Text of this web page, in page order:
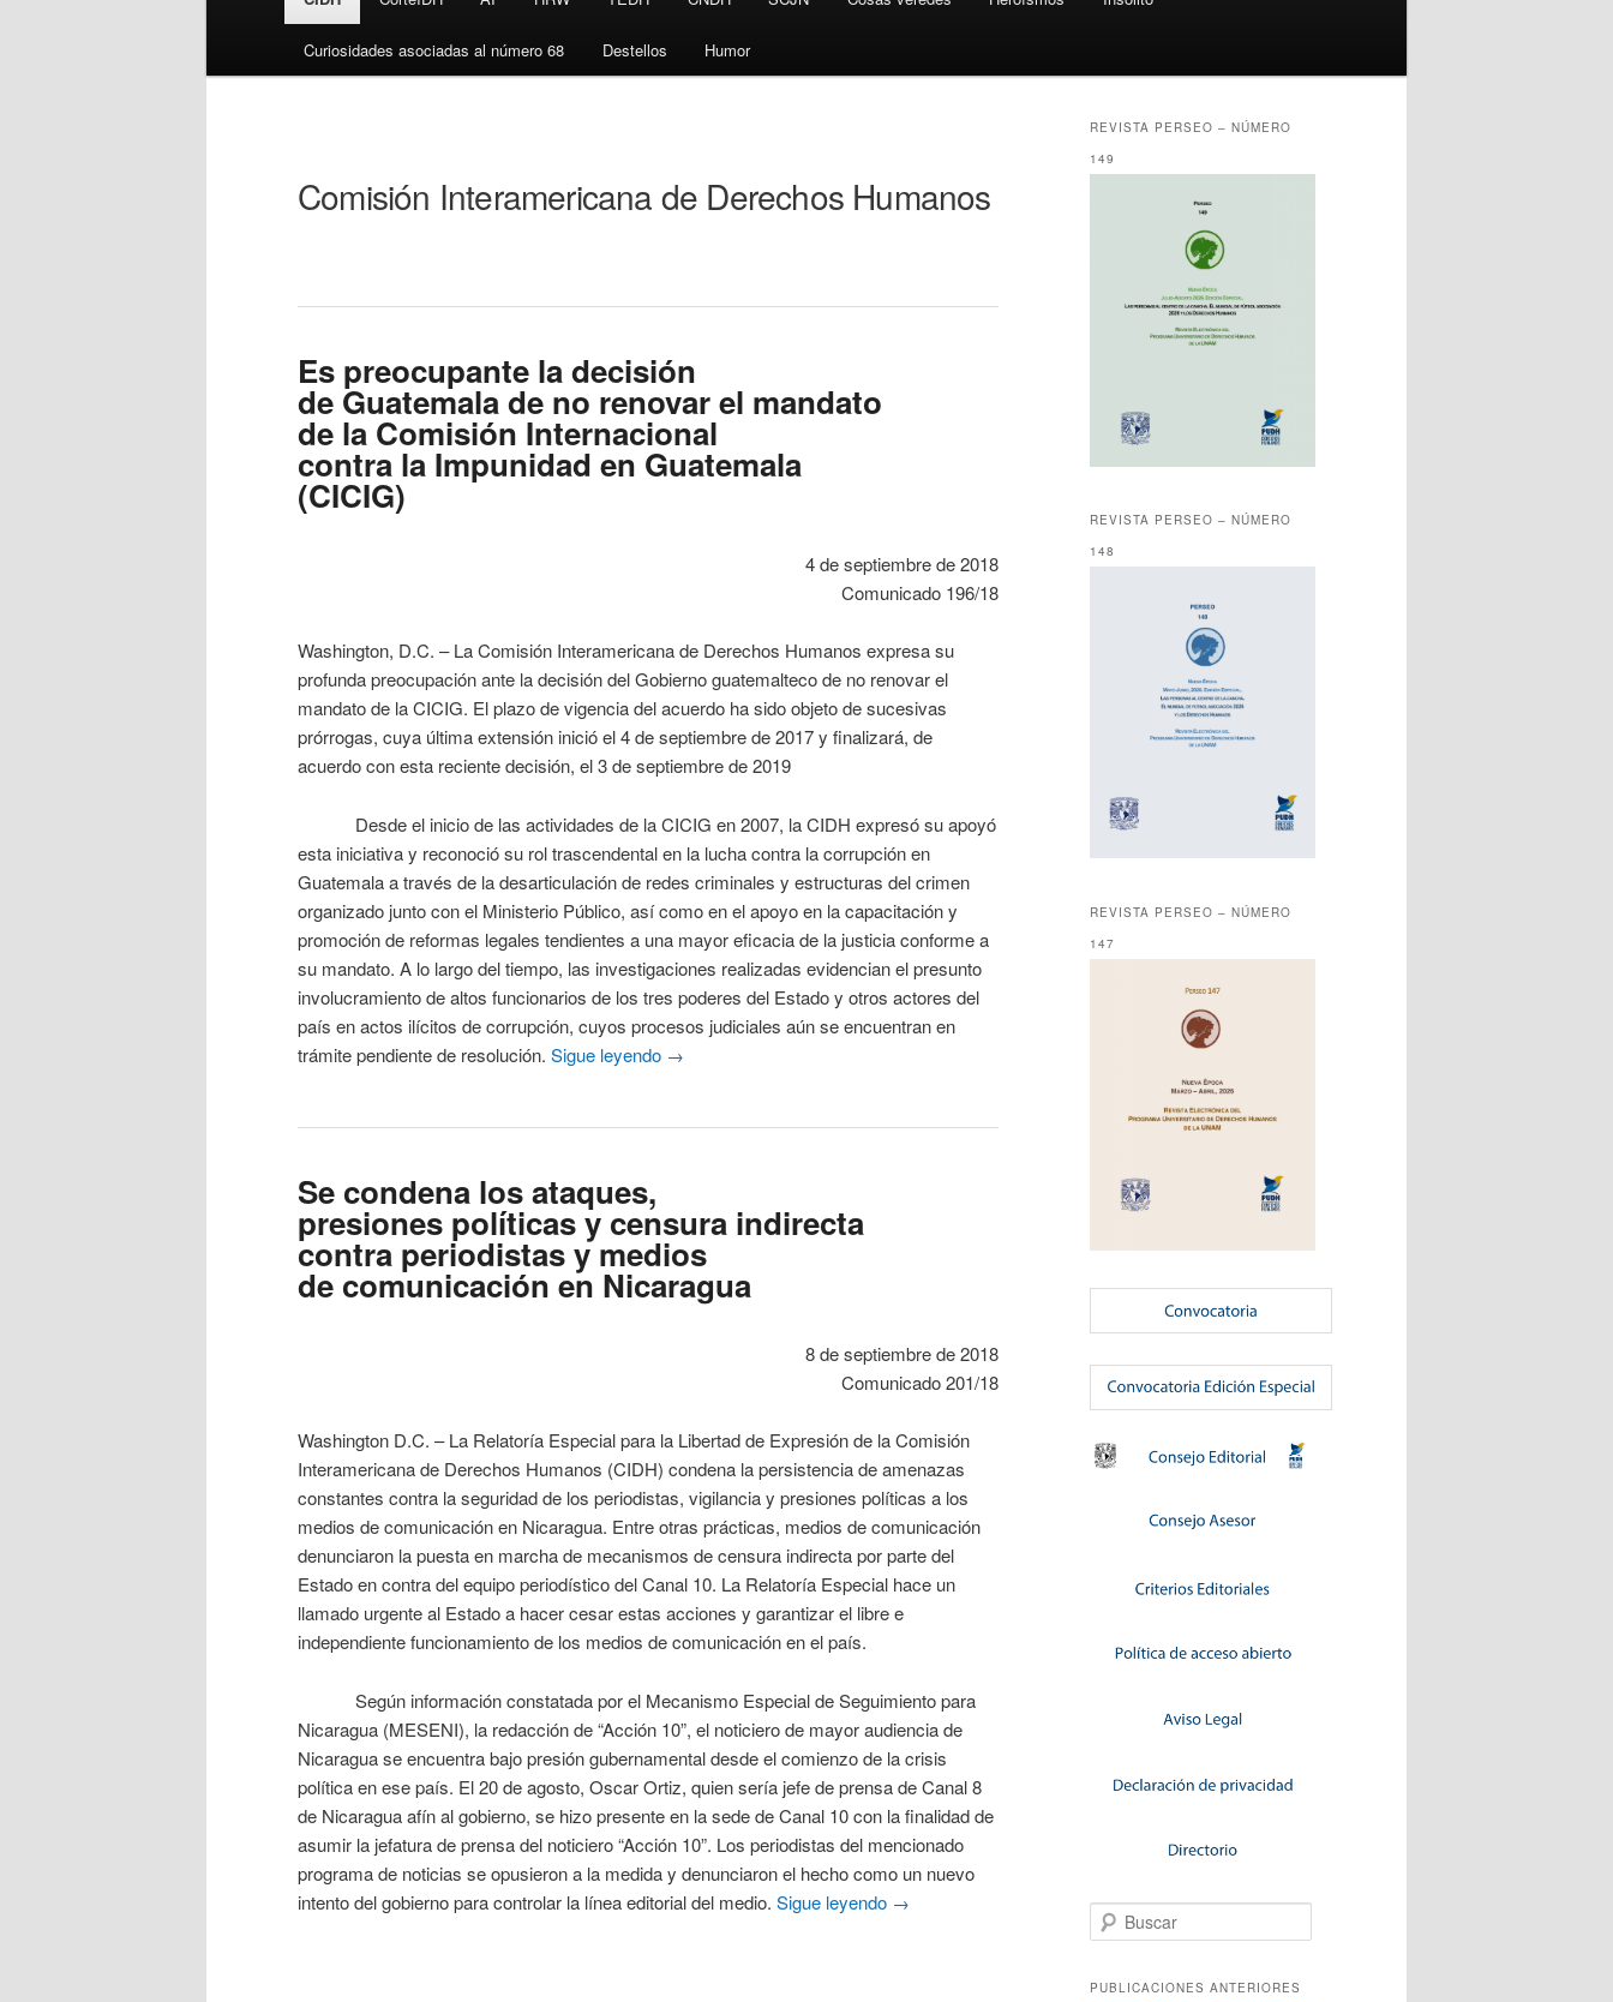
Curiosidades asociadas al número 68 Destellos Humor
Comisión Interamericana de Derechos Humanos
Es preocupante la decisión
de Guatemala de no renovar el mandato
de la Comisión Internacional
contra la Impunidad en Guatemala
(CICIG)
4 de septiembre de 2018
Comunicado 196/18
Washington, D.C. – La Comisión Interamericana de Derechos Humanos expresa su
profunda preocupación ante la decisión del Gobierno guatemalteco de no renovar el
mandato de la CICIG. El plazo de vigencia del acuerdo ha sido objeto de sucesivas
prórrogas, cuya última extensión inició el 4 de septiembre de 2017 y finalizará, de
acuerdo con esta reciente decisión, el 3 de septiembre de 2019
Desde el inicio de las actividades de la CICIG en 2007, la CIDH expresó su apoyó
esta iniciativa y reconoció su rol trascendental en la lucha contra la corrupción en
Guatemala a través de la desarticulación de redes criminales y estructuras del crimen
organizado junto con el Ministerio Público, así como en el apoyo en la capacitación y
promoción de reformas legales tendientes a una mayor eficacia de la justicia conforme a
su mandato. A lo largo del tiempo, las investigaciones realizadas evidencian el presunto
involucramiento de altos funcionarios de los tres poderes del Estado y otros actores del
país en actos ilícitos de corrupción, cuyos procesos judiciales aún se encuentran en
trámite pendiente de resolución. Sigue leyendo →
Se condena los ataques,
presiones políticas y censura indirecta
contra periodistas y medios
de comunicación en Nicaragua
8 de septiembre de 2018
Comunicado 201/18
Washington D.C. – La Relatoría Especial para la Libertad de Expresión de la Comisión
Interamericana de Derechos Humanos (CIDH) condena la persistencia de amenazas
constantes contra la seguridad de los periodistas, vigilancia y presiones políticas a los
medios de comunicación en Nicaragua. Entre otras prácticas, medios de comunicación
denunciaron la puesta en marcha de mecanismos de censura indirecta por parte del
Estado en contra del equipo periodístico del Canal 10. La Relatoría Especial hace un
llamado urgente al Estado a hacer cesar estas acciones y garantizar el libre e
independiente funcionamiento de los medios de comunicación en el país.
Según información constatada por el Mecanismo Especial de Seguimiento para
Nicaragua (MESENI), la redacción de “Acción 10”, el noticiero de mayor audiencia de
Nicaragua se encuentra bajo presión gubernamental desde el comienzo de la crisis
política en ese país. El 20 de agosto, Oscar Ortiz, quien sería jefe de prensa de Canal 8
de Nicaragua afín al gobierno, se hizo presente en la sede de Canal 10 con la finalidad de
asumir la jefatura de prensa del noticiero “Acción 10”. Los periodistas del mencionado
programa de noticias se opusieron a la medida y denunciaron el hecho como un nuevo
intento del gobierno para controlar la línea editorial del medio. Sigue leyendo →
REVISTA PERSEO – NÚMERO
149
REVISTA PERSEO – NÚMERO
148
REVISTA PERSEO – NÚMERO
147
Buscar
PUBLICACIONES ANTERIORES